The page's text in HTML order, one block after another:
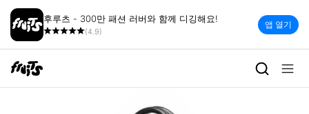
후루츠 - 300만 패션 러버와 함께 디깅해요!
(4.9)
앱 열기